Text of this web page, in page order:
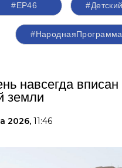
#ЕР46
#НароднаяПрограмма
навсегда
земли
2026, 11:46